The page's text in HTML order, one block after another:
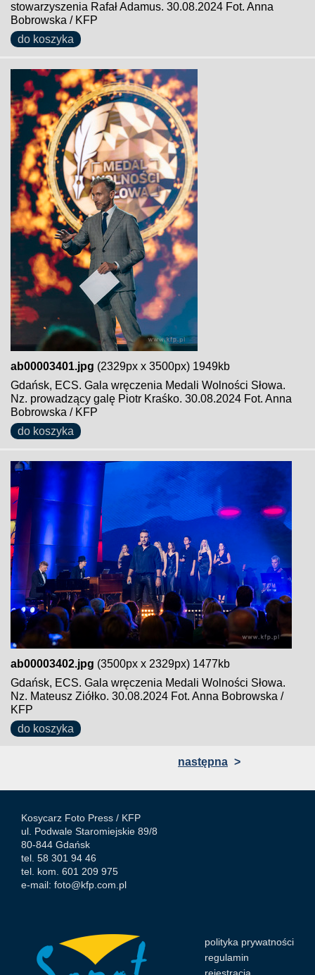
stowarzyszenia Rafał Adamus. 30.08.2024 Fot. Anna
Bobrowska / KFP
do koszyka
ab00003401.jpg (2329px x 3500px) 1949kb
Gdańsk, ECS. Gala wręczenia Medali Wolności Słowa.
Nz. prowadzący galę Piotr Kraśko. 30.08.2024 Fot. Anna
Bobrowska / KFP
do koszyka
ab00003402.jpg (3500px x 2329px) 1477kb
Gdańsk, ECS. Gala wręczenia Medali Wolności Słowa.
Nz. Mateusz Ziółko. 30.08.2024 Fot. Anna Bobrowska /
KFP
do koszyka
następna >
Kosycarz Foto Press / KFP
ul. Podwale Staromiejskie 89/8
80-844 Gdańsk
tel. 58 301 94 46
tel. kom. 601 209 975
e-mail: foto@kfp.com.pl
polityka prywatności
regulamin